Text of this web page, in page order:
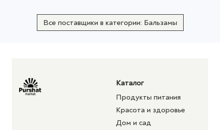
Все поставщики в категории: Бальзамы
Каталог
Продукты питания
Красота и здоровье
Дом и сад